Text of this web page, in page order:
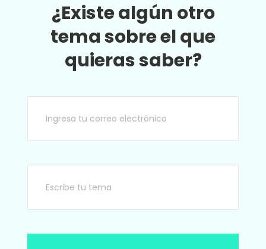
¿Existe algún otro
tema sobre el que
quieras saber?